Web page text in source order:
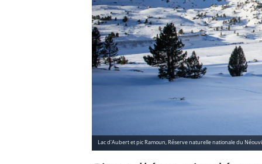
Lac d'Aubert et pic Ramoun, Réserve naturelle nationale du